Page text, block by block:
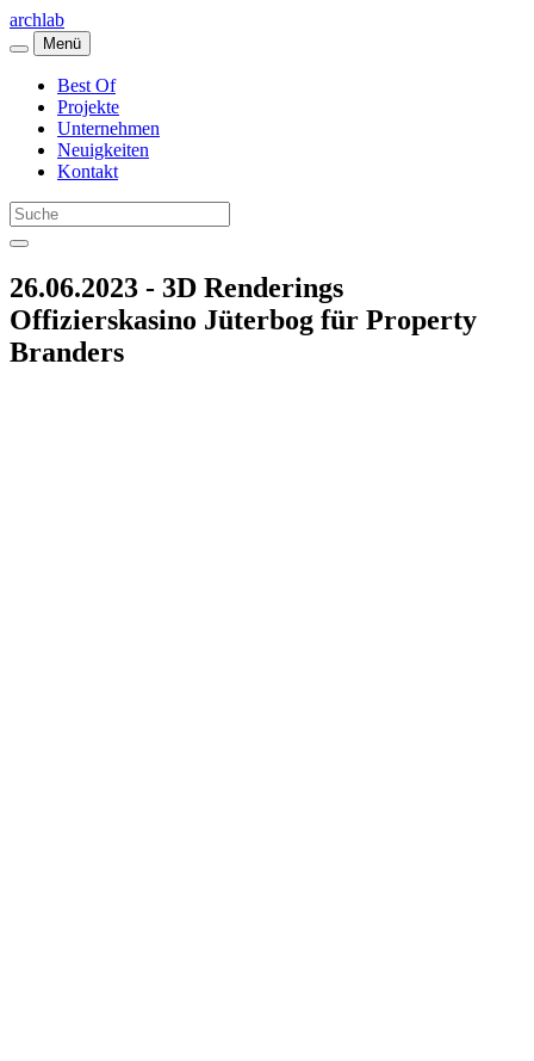
archlab
Menü
Best Of
Projekte
Unternehmen
Neuigkeiten
Kontakt
26.06.2023 - 3D Renderings
Offizierskasino Jüterbog für Property
Branders